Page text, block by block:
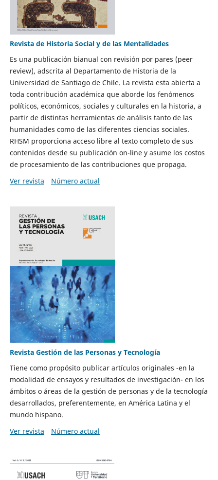
Revista de Historia Social y de las Mentalidades
Es una publicación bianual con revisión por pares (peer
review), adscrita al Departamento de Historia de la
Universidad de Santiago de Chile. La revista esta abierta a
toda contribución académica que aborde los fenómenos
políticos, económicos, sociales y culturales en la historia, a
partir de distintas herramientas de análisis tanto de las
humanidades como de las diferentes ciencias sociales.
RHSM proporciona acceso libre al texto completo de sus
contenidos desde su publicación on-line y asume los costos
de procesamiento de las contribuciones que propaga.
Ver revista
Número actual
Revista Gestión de las Personas y Tecnología
Tiene como propósito publicar artículos originales -en la
modalidad de ensayos y resultados de investigación- en los
ámbitos o áreas de la gestión de personas y de la tecnología
desarrollados, preferentemente, en América Latina y el
mundo hispano.
Ver revista
Número actual